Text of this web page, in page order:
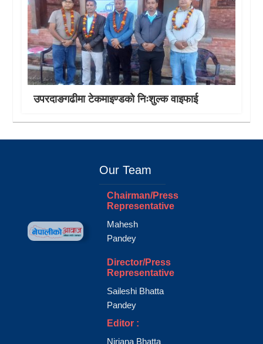
उपरदाङगढीमा टेकमाइण्डको निःशुल्क वाइफाई
Our Team
Chairman/Press
Representative
Mahesh
Pandey
Director/Press
Representative
Saileshi Bhatta
Pandey
Editor :
Nirjana Bhatta